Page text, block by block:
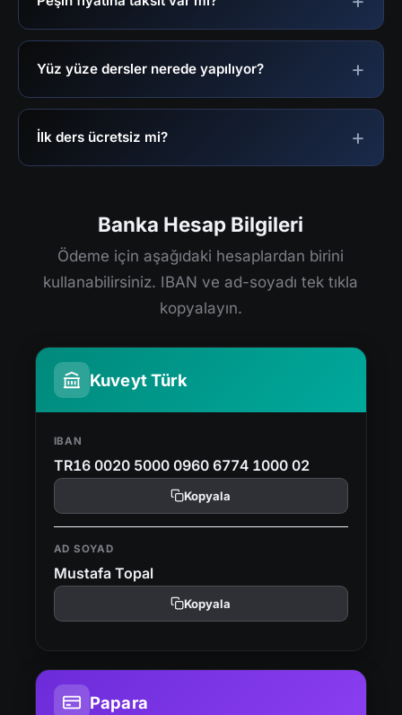
Yüz yüze dersler nerede yapılıyor?
İlk ders ücretsiz mi?
Banka Hesap Bilgileri
Ödeme için aşağıdaki hesaplardan birini
kullanabilirsiniz. IBAN ve ad-soyadı tek tıkla
kopyalayın.
Kuveyt Türk
IBAN
TR16 0020 5000 0960 6774 1000 02
Kopyala
AD SOYAD
Mustafa Topal
Kopyala
Papara